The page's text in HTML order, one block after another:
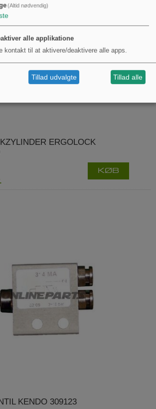
ERGOLOCK
KØB
KENDO 309123
(Altid nødvendig)
alle applikatione
kontakt til at aktivere/deaktivere alle apps.
Tillad udvalgte Tillad alle